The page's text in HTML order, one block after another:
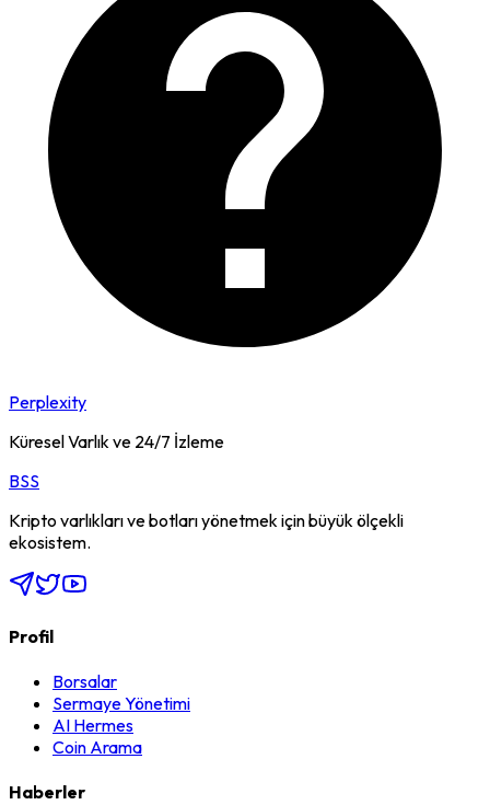
Perplexity
Küresel Varlık ve 24/7 İzleme
BSS
Kripto varlıkları ve botları yönetmek için büyük ölçekli
ekosistem.
Profil
Borsalar
Sermaye Yönetimi
AI Hermes
Coin Arama
Haberler